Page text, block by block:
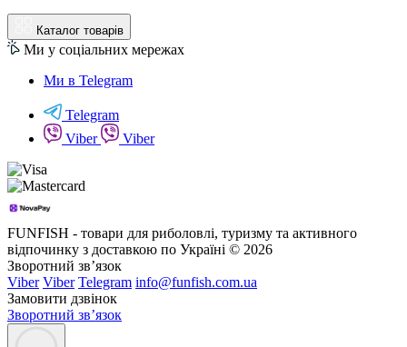
Каталог товарів
Ми у соціальних мережах
Ми в Telegram
Telegram
Viber
Viber
FUNFISH - товари для риболовлі, туризму та активного
відпочинку з доставкою по Україні © 2026
Зворотний зв’язок
Viber Viber Telegram info@funfish.com.ua
Замовити дзвінок
Зворотний зв’язок